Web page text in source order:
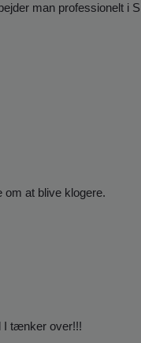
man professionelt i
om at blive klogere.
I tænker over!!!